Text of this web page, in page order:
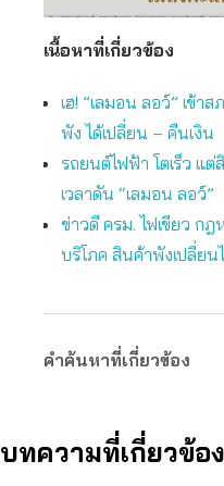
เนื้อหาที่เกี่ยวข้อง
เฮ! ”เลมอน ลอว์” เข้า
พัง ได้เปลี่ยน – คืนเงิน
รถยนต์ไฟฟ้า โตเร็ว แ
เวลาดัน “เลมอน ลอว์”
ข่าวดี ครม. ไฟเขียว ก
บริโภค สินค้าพังเปลี่ยน
คำค้นหาที่เกี่ยวข้อง
บทความที่เกี่ยวข้อง